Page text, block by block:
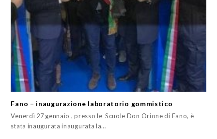
Fano – inaugurazione laboratorio gommistico
Venerdì 27 gennaio , presso le Scuole Don Orione di Fano, è
stata inaugurata inaugurata la…